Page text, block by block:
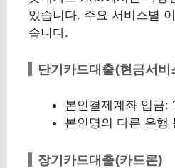
있습니다. 주요 서비스별
습니다.
단기카드대출(현금서비
본인결제계좌 입금
본인명의 다른 은
장기카드대출(카드론)